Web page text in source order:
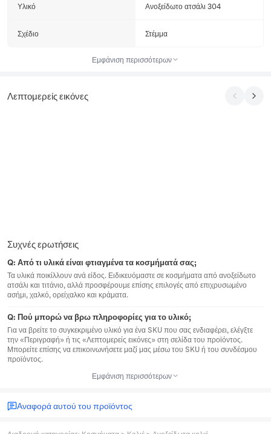
Υλικό Ανοξείδωτο ατσάλι 304
Σχέδιο Στέμμα
Εμφάνιση περισσότερων
Λεπτομερείς εικόνες
Συχνές ερωτήσεις
Q: Από τι υλικά είναι φτιαγμένα τα κοσμήματά σας;
Τα υλικά ποικίλλουν ανά είδος. Ειδικευόμαστε σε κοσμήματα από ανοξείδωτο
ατσάλι και τιτάνιο, αλλά προσφέρουμε επίσης επιλογές από επιχρυσωμένο
ασήμι, χαλκό, ορείχαλκο και κράματα.
Q: Πού μπορώ να βρω πληροφορίες για το υλικό;
Για να βρείτε το συγκεκριμένο υλικό για ένα SKU που σας ενδιαφέρει, ελέγξτε
την «Περιγραφή» ή τις «Λεπτομερείς εικόνες» στη σελίδα του προϊόντος.
Μπορείτε επίσης να επικοινωνήσετε μαζί μας μέσω του SKU ή του συνδέσμου
προϊόντος.
Εμφάνιση περισσότερων
Αναφορά αυτού του προϊόντος